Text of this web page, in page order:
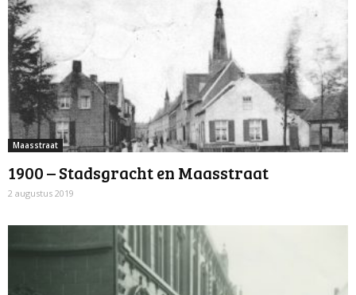
Maasstraat
1900 – Stadsgracht en Maasstraat
2 augustus 2019